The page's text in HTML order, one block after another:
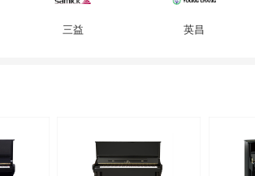
三益 英昌